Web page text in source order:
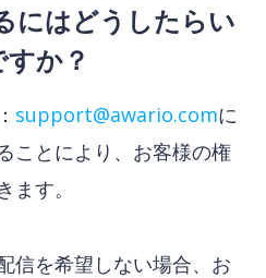
にはどうしたらい
すか？
support@awario.comに
ことにより、お客様の権
す。
信を希望しない場合、お